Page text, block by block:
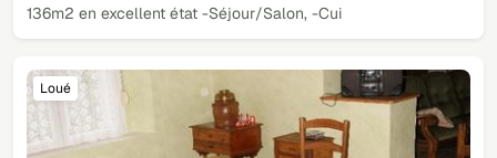
136m2 en excellent état -Séjour/Salon, -Cui
Loué